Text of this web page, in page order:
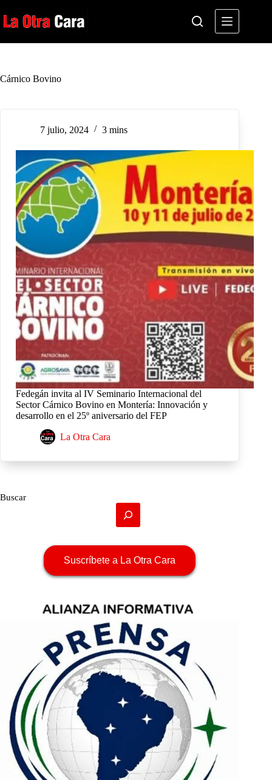
al
contenido
Cárnico Bovino
7 julio, 2024 3 mins
Fedegán invita al IV Seminario Internacional del
Sector Cárnico Bovino en Montería: Innovación y
desarrollo en el 25º aniversario del FEP
La Otra Cara
Buscar
Suscríbete a La Otra Cara